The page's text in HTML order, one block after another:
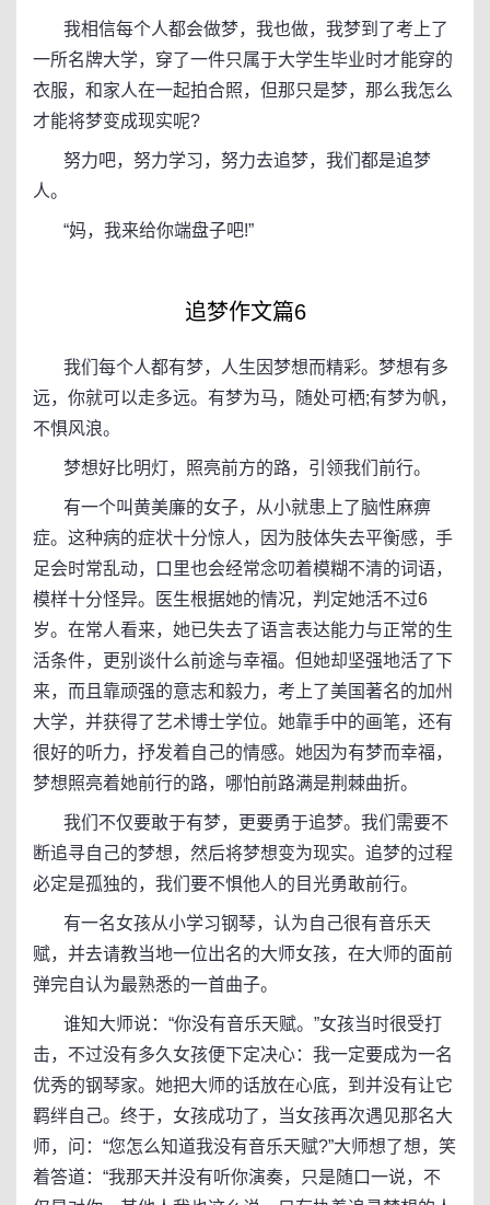
我相信每个人都会做梦，我也做，我梦到了考上了
一所名牌大学，穿了一件只属于大学生毕业时才能穿的
衣服，和家人在一起拍合照，但那只是梦，那么我怎么
才能将梦变成现实呢?
努力吧，努力学习，努力去追梦，我们都是追梦
人。
“妈，我来给你端盘子吧!”
追梦作文篇6
我们每个人都有梦，人生因梦想而精彩。梦想有多
远，你就可以走多远。有梦为马，随处可栖;有梦为帆，
不惧风浪。
梦想好比明灯，照亮前方的路，引领我们前行。
有一个叫黄美廉的女子，从小就患上了脑性麻痹
症。这种病的症状十分惊人，因为肢体失去平衡感，手
足会时常乱动，口里也会经常念叨着模糊不清的词语，
模样十分怪异。医生根据她的情况，判定她活不过6
岁。在常人看来，她已失去了语言表达能力与正常的生
活条件，更别谈什么前途与幸福。但她却坚强地活了下
来，而且靠顽强的意志和毅力，考上了美国著名的加州
大学，并获得了艺术博士学位。她靠手中的画笔，还有
很好的听力，抒发着自己的情感。她因为有梦而幸福，
梦想照亮着她前行的路，哪怕前路满是荆棘曲折。
我们不仅要敢于有梦，更要勇于追梦。我们需要不
断追寻自己的梦想，然后将梦想变为现实。追梦的过程
必定是孤独的，我们要不惧他人的目光勇敢前行。
有一名女孩从小学习钢琴，认为自己很有音乐天
赋，并去请教当地一位出名的大师女孩，在大师的面前
弹完自认为最熟悉的一首曲子。
谁知大师说：“你没有音乐天赋。”女孩当时很受打
击，不过没有多久女孩便下定决心：我一定要成为一名
优秀的钢琴家。她把大师的话放在心底，到并没有让它
羁绊自己。终于，女孩成功了，当女孩再次遇见那名大
师，问：“您怎么知道我没有音乐天赋?”大师想了想，笑
着答道：“我那天并没有听你演奏，只是随口一说，不